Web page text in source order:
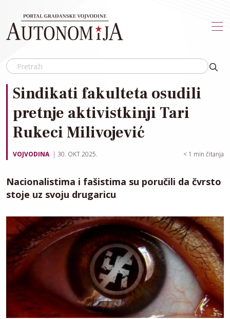
Sindikati fakulteta osudili
pretnje aktivistkinji Tari
Rukeci Milivojević
VOJVODINA 30. OKT 2025. < 1 min čitanja
Nacionalistima i fašistima su poručili da čvrsto
stoje uz svoju drugaricu